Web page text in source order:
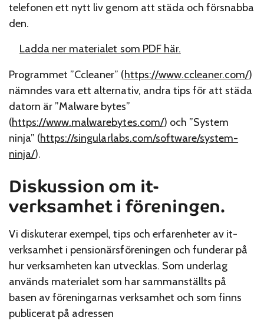
telefonen ett nytt liv genom att städa och försnabba
den.
Ladda ner materialet som PDF här.
Programmet ”Ccleaner” (https://www.ccleaner.com/)
nämndes vara ett alternativ, andra tips för att städa
datorn är ”Malware bytes”
(https://www.malwarebytes.com/) och ”System
ninja” (https://singularlabs.com/software/system-
ninja/).
Diskussion om it-
verksamhet i föreningen.
Vi diskuterar exempel, tips och erfarenheter av it-
verksamhet i pensionärsföreningen och funderar på
hur verksamheten kan utvecklas. Som underlag
används materialet som har sammanställts på
basen av föreningarnas verksamhet och som finns
publicerat på adressen